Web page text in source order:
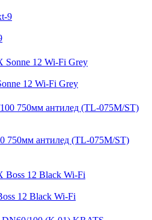
12 Wi-Fi Grey
750мм антилед (TL-075M/ST)
12 Black Wi-Fi